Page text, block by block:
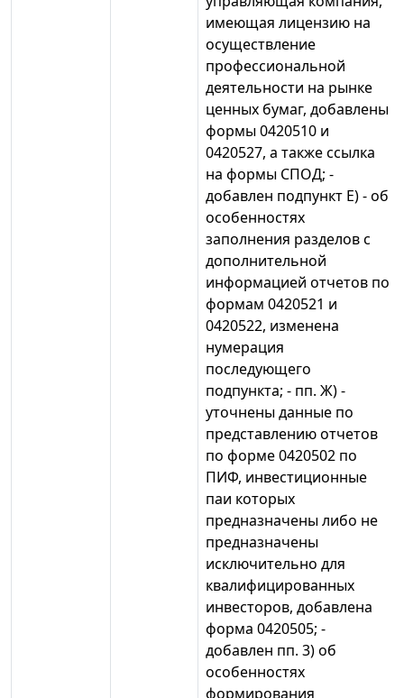
имеющая лицензию на
осуществление
профессиональной
деятельности на рынке
ценных бумаг, добавлены
формы 0420510 и
0420527, а также ссылка
на формы СПОД; -
добавлен подпункт Е) - об
особенностях
заполнения разделов с
дополнительной
информацией отчетов по
формам 0420521 и
0420522, изменена
нумерация
последующего
подпункта; - пп. Ж) -
уточнены данные по
представлению отчетов
по форме 0420502 по
ПИФ, инвестиционные
паи которых
предназначены либо не
предназначены
исключительно для
квалифицированных
инвесторов, добавлена
форма 0420505; -
добавлен пп. 3) об
особенностях
формирования